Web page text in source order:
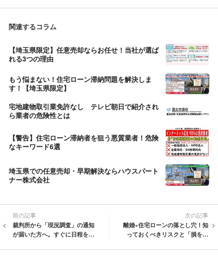
関連するコラム
【埼玉県限定】任意売却ならお任せ！当社が選ば
れる3つの理由
もう悩まない！住宅ローン滞納問題を解決しま
す！【埼玉県限定】
宅地建物取引業免許なし テレビ朝日で紹介され
ら業者の危険性とは
【警告】住宅ローン滞納者を狙う悪質業者！危険
なキーワード6選
埼玉県での任意売却・早期解決ならハウスパート
ナー株式会社
前の記事
裁判所から「現況調査」の通知
が届いた方へ。すぐに日程を決
次の記事
離婚×住宅ローンの落とし穴！知
っておくべきリスクと「損をし
アは埼玉県限定】